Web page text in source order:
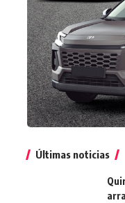
Últimas noticias